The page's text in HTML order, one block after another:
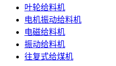
叶轮给料机
电机振动给料机
电磁给料机
振动给料机
往复式给煤机